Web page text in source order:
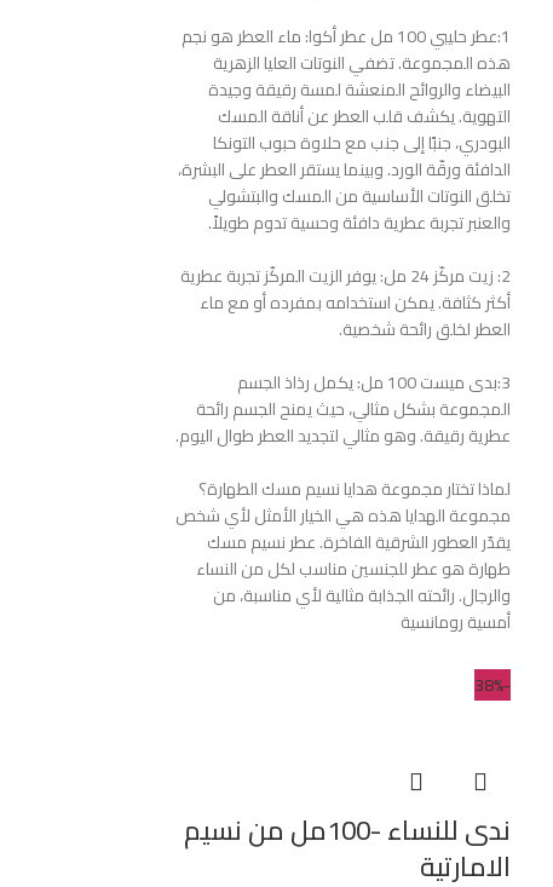
1:عطر حليبي 100 مل عطر أكوا: ماء العطر هو نجم
هذه المجموعة. تضفي النوتات العليا الزهرية
البيضاء والروائح المنعشة لمسة رقيقة وجيدة
التهوية. يكشف قلب العطر عن أناقة المسك
البودري، جنبًا إلى جنب مع حلاوة حبوب التونكا
الدافئة ورقّة الورد. وبينما يستقر العطر على البشرة،
تخلق النوتات الأساسية من المسك والبتشولي
والعنبر تجربة عطرية دافئة وحسية تدوم طويلاً.
2: زيت مركّز 24 مل: يوفر الزيت المركّز تجربة عطرية
أكثر كثافة. يمكن استخدامه بمفرده أو مع ماء
العطر لخلق رائحة شخصية.
3:بدى ميست 100 مل: يكمل رذاذ الجسم
المجموعة بشكل مثالي، حيث يمنح الجسم رائحة
عطرية رقيقة. وهو مثالي لتجديد العطر طوال اليوم.
لماذا تختار مجموعة هدايا نسيم مسك الطهارة؟
مجموعة الهدايا هذه هي الخيار الأمثل لأي شخص
يقدّر العطور الشرقية الفاخرة. عطر نسيم مسك
طهارة هو عطر للجنسين مناسب لكل من النساء
والرجال. رائحته الجذابة مثالية لأي مناسبة، من
أمسية رومانسية
-38%
ندى للنساء -100مل من نسيم
الامارتية